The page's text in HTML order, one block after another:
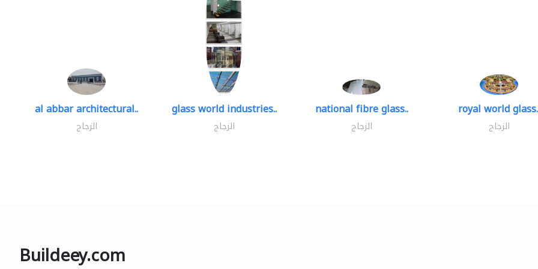
al abbar architectural..
الزجاج
glass world industries..
الزجاج
national fibre glass..
الزجاج
royal world
الزجاج
Buildeey.com